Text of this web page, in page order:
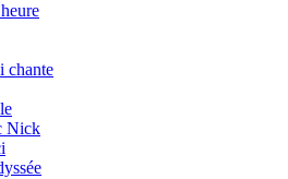
chante
Nick